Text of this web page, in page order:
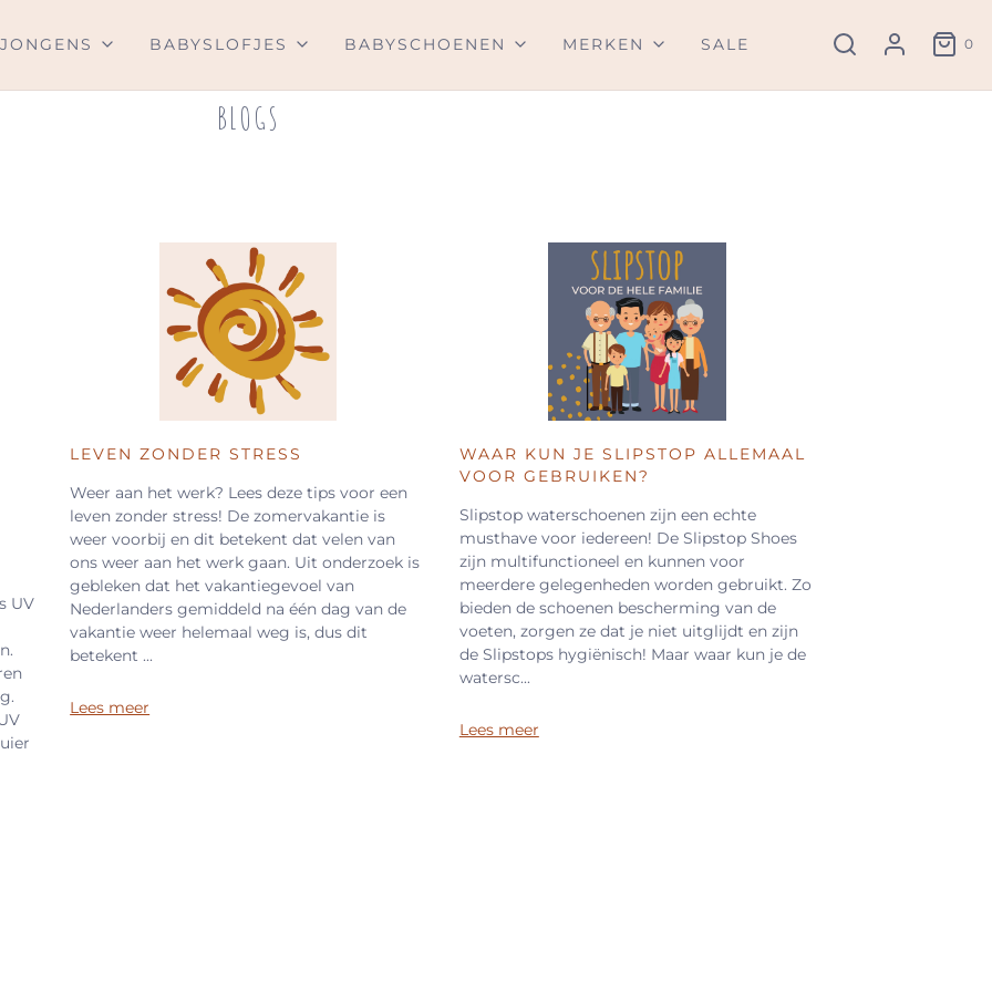
JONGENS BABYSLOFJES BABYSCHOENEN MERKEN SALE 0
BLOGS
UV
LEVEN ZONDER STRESS
Weer aan het werk? Lees deze tips voor een
leven zonder stress! De zomervakantie is
weer voorbij en dit betekent dat velen van
ons weer aan het werk gaan. Uit onderzoek is
gebleken dat het vakantiegevoel van
Nederlanders gemiddeld na één dag van de
vakantie weer helemaal weg is, dus dit
betekent ...
Lees meer
WAAR KUN JE SLIPSTOP ALLEMAAL
VOOR GEBRUIKEN?
Slipstop waterschoenen zijn een echte
musthave voor iedereen! De Slipstop Shoes
zijn multifunctioneel en kunnen voor
meerdere gelegenheden worden gebruikt. Zo
bieden de schoenen bescherming van de
voeten, zorgen ze dat je niet uitglijdt en zijn
de Slipstops hygiënisch! Maar waar kun je de
watersc...
Lees meer